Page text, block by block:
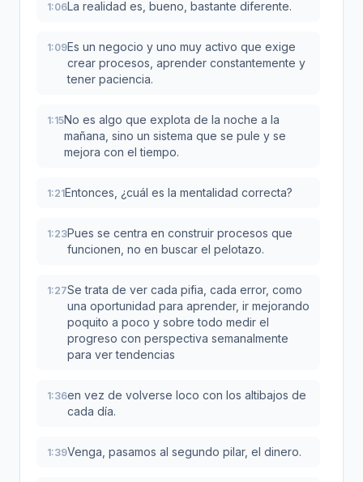
1:06La realidad es, bueno, bastante diferente.
1:09Es un negocio y uno muy activo que exige
crear procesos, aprender constantemente y
tener paciencia.
1:15No es algo que explota de la noche a la
mañana, sino un sistema que se pule y se
mejora con el tiempo.
1:21Entonces, ¿cuál es la mentalidad correcta?
1:23Pues se centra en construir procesos que
funcionen, no en buscar el pelotazo.
1:27Se trata de ver cada pifia, cada error, como
una oportunidad para aprender, ir mejorando
poquito a poco y sobre todo medir el
progreso con perspectiva semanalmente
para ver tendencias
1:36en vez de volverse loco con los altibajos de
cada día.
1:39Venga, pasamos al segundo pilar, el dinero.